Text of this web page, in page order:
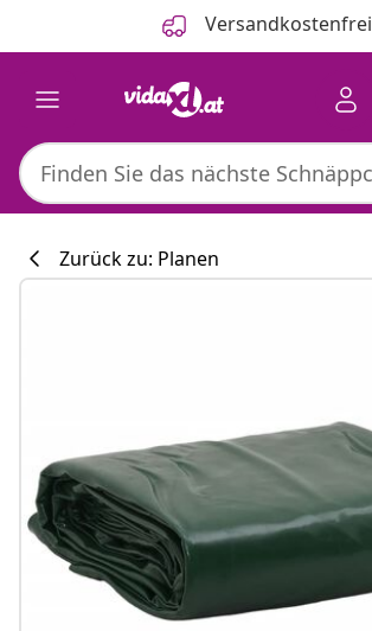
Versandkostenfrei
#sharemevidaxl
Zurück zu: Planen